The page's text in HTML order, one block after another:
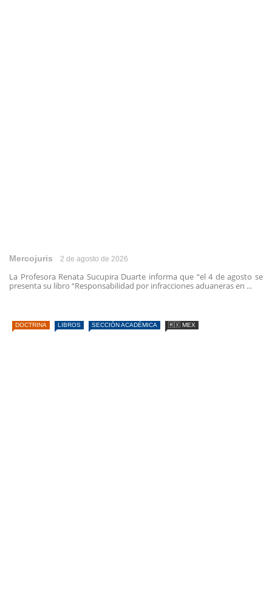
Mercojuris 2 de agosto de 2026
La Profesora Renata Sucupira Duarte informa que “el 4 de agosto se
presenta su libro “Responsabilidad por infracciones aduaneras en ...
DOCTRINA LIBROS SECCIÓN ACADÉMICA 🇲🇽 MEX